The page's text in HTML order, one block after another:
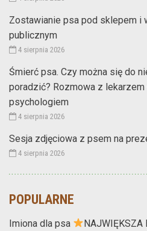
Zostawianie psa pod sklepem i
publicznym
4 sierpnia 2026
Śmierć psa. Czy można się do
poradzić? Rozmowa z
psychologiem
4 sierpnia 2026
Sesja zdjęciowa z psem na
4 sierpnia 2026
POPULARNE
Imiona dla psa
NAJWIĘKSZA